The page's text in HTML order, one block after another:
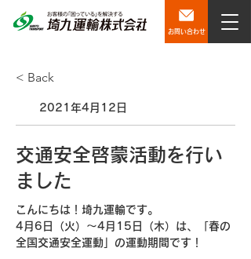
お問い合わせ
< Back
2021年4月12日
交通安全啓蒙活動を行い
ました
こんにちは！埼九運輸です。
4月6日（火）～4月15日（木）は、「春の
全国交通安全運動」の運動期間です！